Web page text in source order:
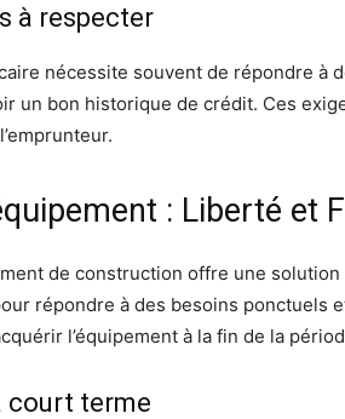
à respecter
nécessite souvent de répondre à
un bon historique de crédit. Ces
: Liberté et
de construction offre une
répondre à des besoins ponctuels
l’équipement à la fin de la
court terme